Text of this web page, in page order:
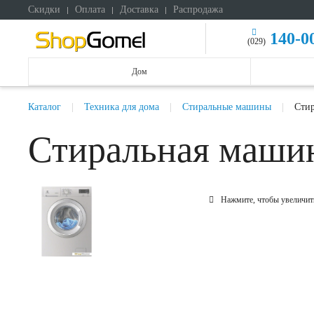
Скидки Оплата Доставка Распродажа
(029) 140-
Дом
Каталог Техника для дома Стиральные машины
Стиральная
Нажмите, чтобы